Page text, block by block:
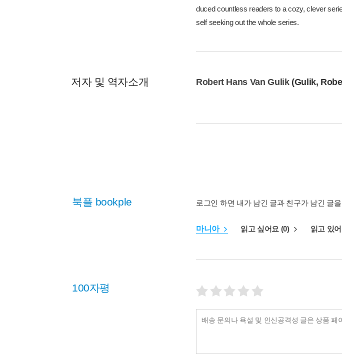
duced countless readers to a cozy, clever
self seeking out the whole series.
저자 및 역자소개 Robert Hans Van Gulik(Gulik,
북플 bookple 로그인 하면 내가 남긴 글과 친구가 남긴 글
마니아 읽고 싶어요 (0) 읽고 있
100자평